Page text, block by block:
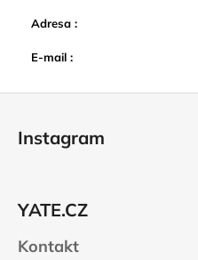
Adresa :
E-mail :
Instagram
YATE.CZ
Kontakt